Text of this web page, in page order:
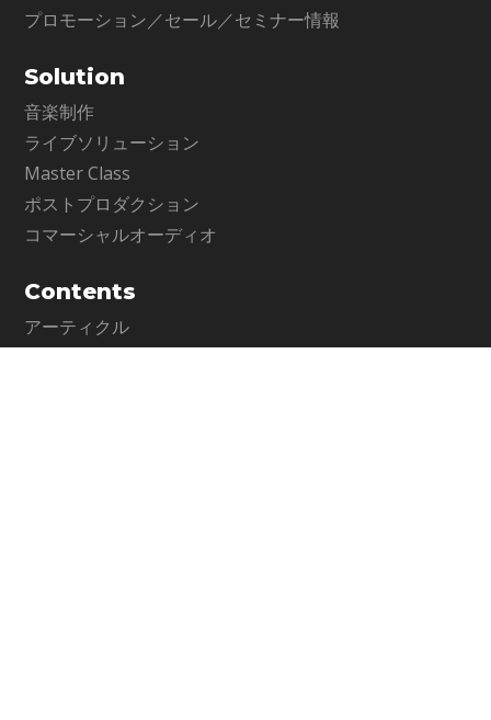
プロモーション／セール／セミナー情報
Solution
音楽制作
ライブソリューション
Master Class
ポストプロダクション
コマーシャルオーディオ
Contents
アーティクル